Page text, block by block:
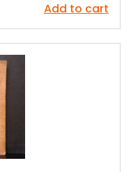
Add to cart